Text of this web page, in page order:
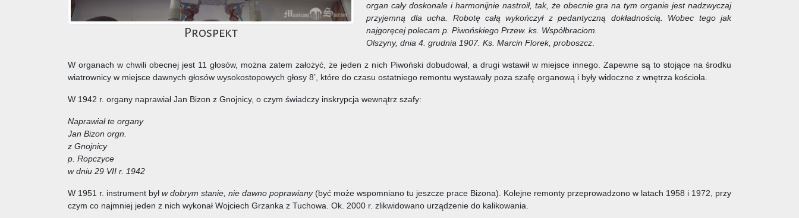
Prospekt
organ cały doskonale i harmonijnie nastroił, tak, że obecnie gra na tym organie jest nadzwyczaj
przyjemną dla ucha. Robotę całą wykończył z pedantyczną dokładnością. Wobec tego jak
najgoręcej polecam p. Piwońskiego Przew. ks. Współbraciom.
Olszyny, dnia 4. grudnia 1907. Ks. Marcin Florek, proboszcz
W organach w chwili obecnej jest 11 głosów, można zatem założyć, że jeden z nich Piwoński dobudował, a drugi wstawił w miejsce innego. Zapewne są to stojące na środku
wiatrownicy w miejsce dawnych głosów wysokostopowych głosy 8’, które do czasu ostatniego remontu wystawały poza szafę organową i były widoczne z wnętrza kościoła.
W 1942 r. organy naprawiał Jan Bizon z Gnojnicy, o czym świadczy inskrypcja wewnątrz szafy:
Naprawiał te organy
Jan Bizon orgn.
z Gnojnicy
p. Ropczyce
w dniu 29 VII r. 1942
W 1951 r. instrument był w dobrym stanie, nie dawno poprawiany(być może wspomniano tu jeszcze prace Bizona). Kolejne remonty przeprowadzono w latach 1958 i 1972, przy
czym co najmniej jeden z nich wykonał Wojciech Grzanka z Tuchowa. Ok. 2000 r. zlikwidowano urządzenie do kalikowania.